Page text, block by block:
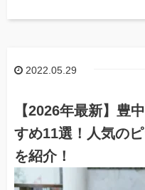
2022.05.29
【2026年最新】豊
すめ11選！人気の
を紹介！